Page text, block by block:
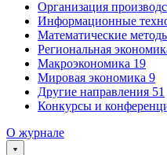
Организация
Информационные
Математические
Региональная
Макроэкономика 19
Мировая экономика 9
Другие направления 51
Конкурсы и
О журнале